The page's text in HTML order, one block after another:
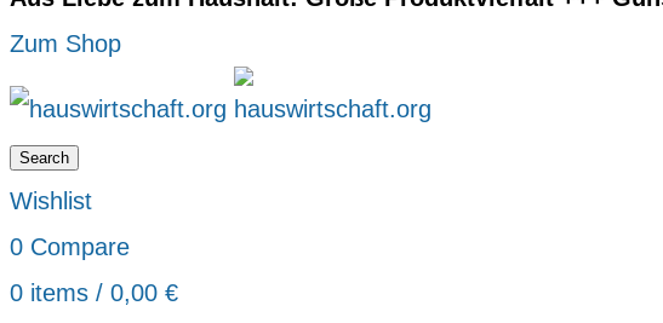
Zum Shop
Search
Wishlist
0 Compare
0 items / 0,00 €